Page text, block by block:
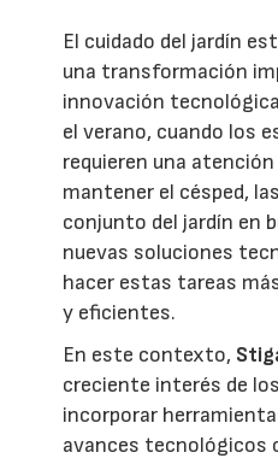
El cuidado del jardín
una transformación
innovación
el verano, cuando los
requieren una
mantener el césped,
conjunto del jardín en
nuevas soluciones
hacer estas tareas
y eficientes.
En este contexto,
creciente interés de
incorporar
avances tecnológicos